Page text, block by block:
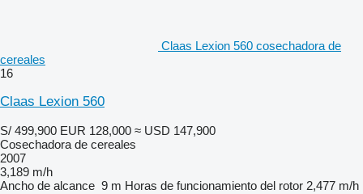
Claas Lexion 560 cosechadora de
cereales
16
Claas Lexion 560
S/ 499,900 EUR 128,000 ≈ USD 147,900
Cosechadora de cereales
2007
3,189 m/h
Ancho de alcance 9 m Horas de funcionamiento del rotor 2,477 m/h